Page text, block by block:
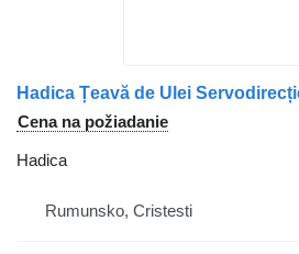
Cena na požiadanie
Hadica
Rumunsko, Cristesti